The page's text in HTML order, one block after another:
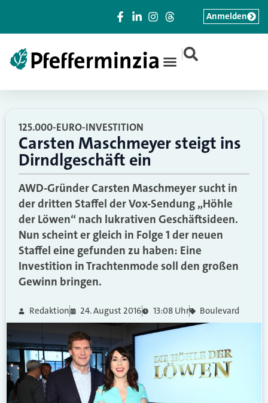
|
Anmelden
125.000-EURO-INVESTITION
Carsten Maschmeyer steigt ins
Dirndlgeschäft ein
AWD-Gründer Carsten Maschmeyer sucht in
der dritten Staffel der Vox-Sendung „Höhle
der Löwen“ nach lukrativen Geschäftsideen.
Nun scheint er gleich in Folge 1 der neuen
Staffel eine gefunden zu haben: Eine
Investition in Trachtenmode soll den großen
Gewinn bringen.
Redaktion 24. August 2016 13:08 Uhr Boulevard